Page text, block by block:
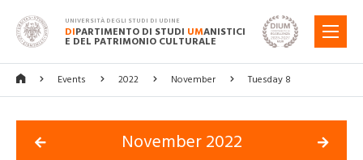
UNIVERSITÀ DEGLI STUDI DI UDINE
DIPARTIMENTO DI STUDI UMANISTICI
E DEL PATRIMONIO CULTURALE
MENU
Events 2022 November Tuesday 8
November 2022